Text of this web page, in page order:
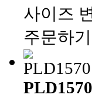
사이즈
주문하기
PLD1570